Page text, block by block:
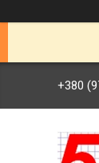
+380